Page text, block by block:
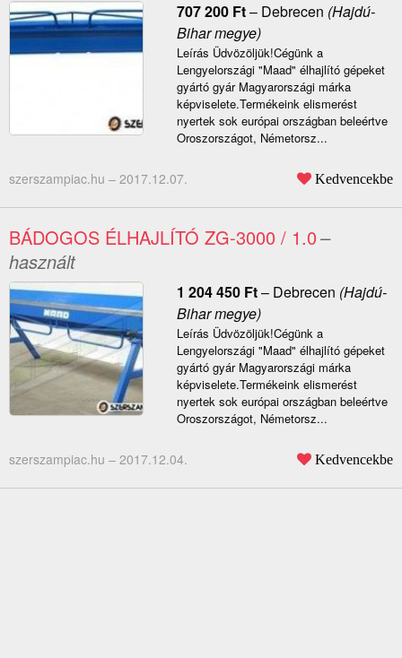
707 200 Ft– Debrecen (Hajdú-
Bihar megye)
Leírás Üdvözöljük!Cégünk a
Lengyelországi "Maad" élhajlító gépeket
gyártó gyár Magyarországi márka
képviselete.Termékeink elismerést
nyertek sok európai országban beleértve
Oroszországot, Németorsz...
szerszampiac.hu – 2017.12.07. Kedvencekbe
BÁDOGOS ÉLHAJLÍTÓ ZG-3000 / 1.0–
használt
1 204 450 Ft– Debrecen (Hajdú-
Bihar megye)
Leírás Üdvözöljük!Cégünk a
Lengyelországi "Maad" élhajlító gépeket
gyártó gyár Magyarországi márka
képviselete.Termékeink elismerést
nyertek sok európai országban beleértve
Oroszországot, Németorsz...
szerszampiac.hu – 2017.12.04. Kedvencekbe